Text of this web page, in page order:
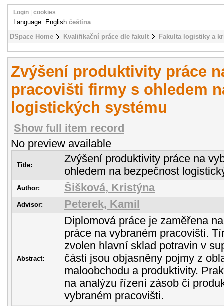
DSpace Home Kvalifikační práce dle fakult Fakulta logistiky a
Login cookies
Language: English čeština
Zvýšení produktivity práce
pracovišti firmy s ohledem
logistických systému
Show full item record
No preview available
Title:
Zvýšení produktivity práce na
ohledem na bezpečnost
Author: Šišková, Kristýna
Advisor: Peterek, Kamil
Abstract:
Diplomová práce je zaměřena
práce na vybraném pracovišti.
zvolen hlavní sklad potravin v
části jsou objasněny pojmy z
maloobchodu a produktivity.
na analýzu řízení zásob či
vybraném pracovišti.